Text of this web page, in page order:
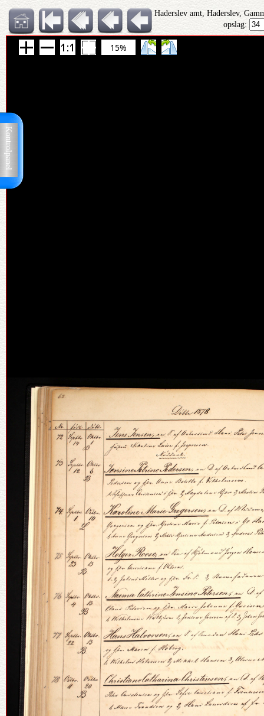
Kontrolpanel
Haderslev amt, Haderslev,
opslag:
15%